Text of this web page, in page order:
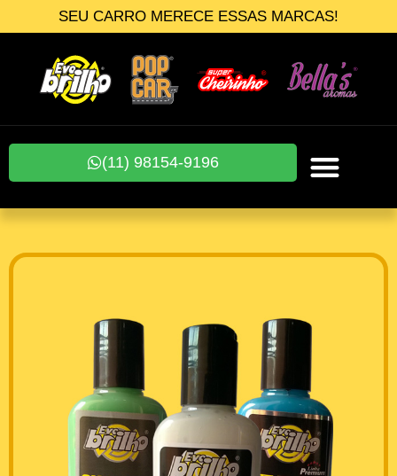
SEU CARRO MERECE ESSAS MARCAS!
(11) 98154-9196